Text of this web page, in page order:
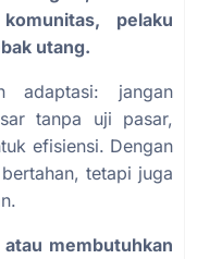
pelaku
utang.
adaptasi: jangan
tanpa uji pasar,
efisiensi. Dengan
tetapi juga
membutuhkan